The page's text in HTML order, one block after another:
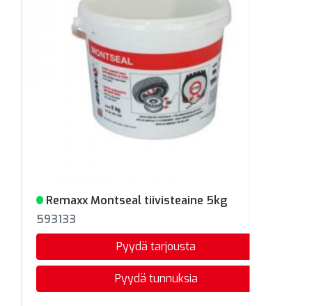
Varastossa
Remaxx Montseal tiivisteaine 5kg
593133
Pyydä tarjousta
Pyydä tunnuksia